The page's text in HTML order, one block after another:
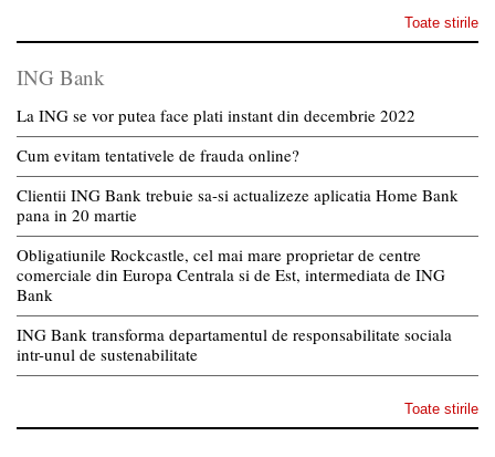
Toate stirile
ING Bank
La ING se vor putea face plati instant din decembrie 2022
Cum evitam tentativele de frauda online?
Clientii ING Bank trebuie sa-si actualizeze aplicatia Home Bank
pana in 20 martie
Obligatiunile Rockcastle, cel mai mare proprietar de centre
comerciale din Europa Centrala si de Est, intermediata de ING
Bank
ING Bank transforma departamentul de responsabilitate sociala
intr-unul de sustenabilitate
Toate stirile